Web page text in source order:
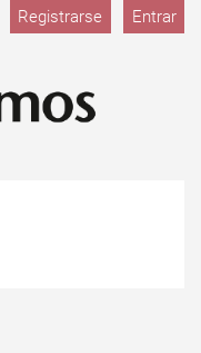
Registrarse Entrar